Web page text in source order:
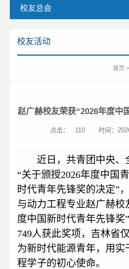
校友总会
校友活动
首页 >
赵广赫校友荣获“2026年度中
点击： 110 时间：
近日，共青团中央、
“关于颁授2026年度中国
时代青年先锋奖的决定”
与动力工程专业赵广赫校
度中国新时代青年先锋奖
749人获此奖项，吉林省
为新时代能源青年，用实
程学子的初心使命。